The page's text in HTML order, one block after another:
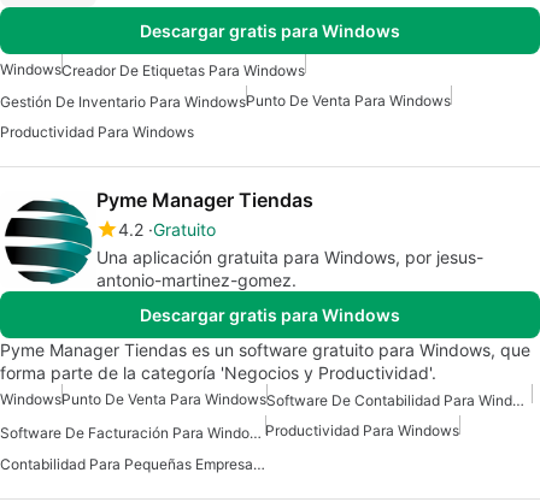
Descargar gratis para Windows
WindowsCreador De Etiquetas Para Windows
Gestión De Inventario Para WindowsPunto De Venta Para Windows
Productividad Para Windows
Pyme Manager Tiendas
4.2 Gratuito
Una aplicación gratuita para Windows, por jesus-
antonio-martinez-gomez.
Descargar gratis para Windows
Pyme Manager Tiendas es un software gratuito para Windows, que
forma parte de la categoría 'Negocios y Productividad'.
WindowsPunto De Venta Para Windows
Software De Contabilidad Para Windows
Software De Facturación Para Windows Productividad Para Windows
Contabilidad Para Pequeñas Empresas Para Windows